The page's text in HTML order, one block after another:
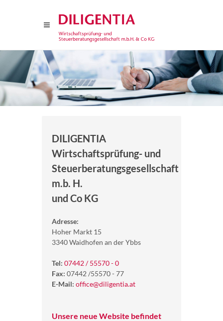
DILIGENTIA
Wirtschaftsprüfung- und
Steuerberatungsgesellschaft
m.b. H.
und Co KG
Adresse:
Hoher Markt 15
3340 Waidhofen an der Ybbs
Tel: 07442 / 55570 - 0
Fax: 07442 /55570 - 77
E-Mail: office@diligentia.at
Unsere neue Website befindet